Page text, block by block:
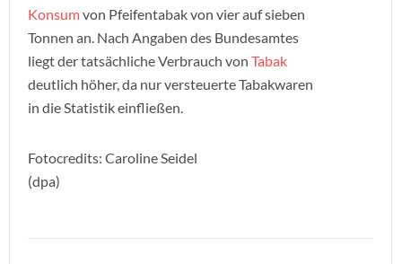
Konsumvon Pfeifentabak von vier auf sieben
Tonnen an. Nach Angaben des Bundesamtes
liegt der tatsächliche Verbrauch von Tabak
deutlich höher, da nur versteuerte Tabakwaren
in die Statistik einfließen.
Fotocredits: Caroline Seidel
(dpa)